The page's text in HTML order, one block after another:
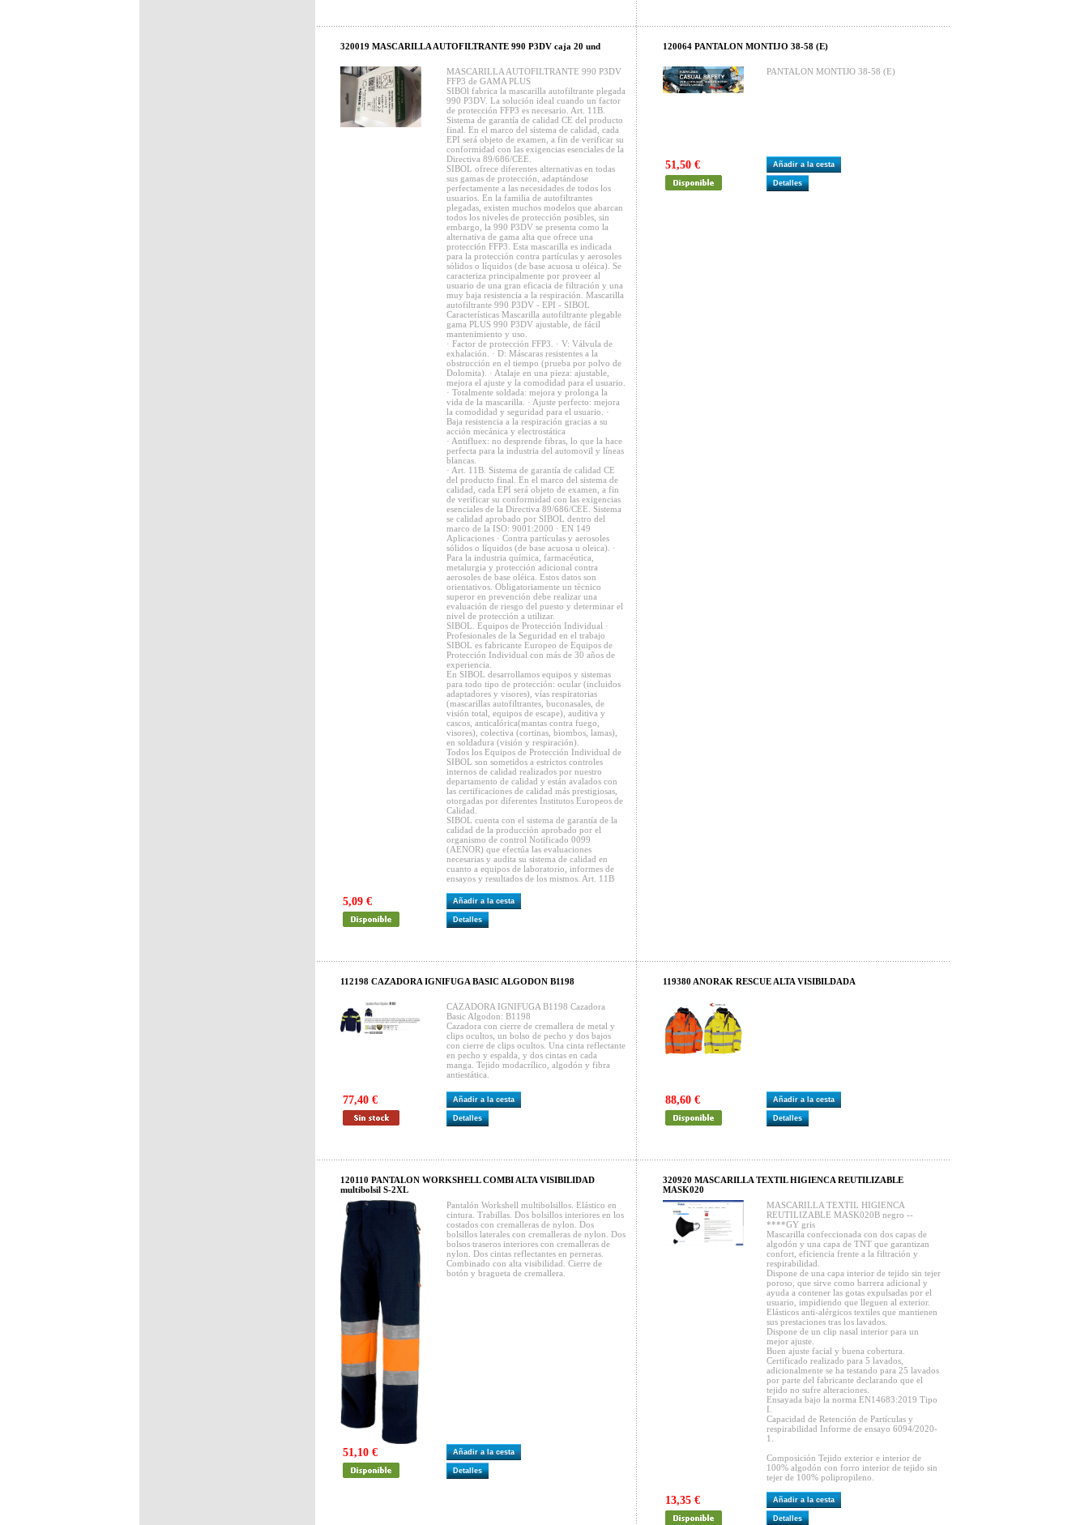
320019 MASCARILLA AUTOFILTRANTE 990 P3DV caja 20 und
MASCARILLA AUTOFILTRANTE 990 P3DV
FFP3 de GAMA PLUS
SIBOl fabrica la mascarilla autofiltrante plegada
990 P3DV. La solución ideal cuando un factor
de protección FFP3 es necesario. Art. 11B.
Sistema de garantía de calidad CE del producto
final. En el marco del sistema de calidad, cada
EPI será objeto de examen, a fin de verificar su
conformidad con las exigencias esenciales de la
Directiva 89/686/CEE.
SIBOL ofrece diferentes alternativas en todas
sus gamas de protección, adaptándose
perfectamente a las necesidades de todos los
usuarios. En la familia de autofiltrantes
plegadas, existen muchos modelos que abarcan
todos los niveles de protección posibles, sin
embargo, la 990 P3DV se presenta como la
alternativa de gama alta que ofrece una
protección FFP3. Esta mascarilla es indicada
para la protección contra partículas y aerosoles
sólidos o líquidos (de base acuosa u oléica). Se
caracteriza principalmente por proveer al
usuario de una gran eficacia de filtración y una
muy baja resistencia a la respiración. Mascarilla
autofiltrante 990 P3DV - EPI - SIBOL
Características Mascarilla autofiltrante plegable
gama PLUS 990 P3DV ajustable, de fácil
mantenimiento y uso.
· Factor de protección FFP3. · V: Válvula de
exhalación. · D: Máscaras resistentes a la
obstrucción en el tiempo (prueba por polvo de
Dolomita). · Atalaje en una pieza: ajustable,
mejora el ajuste y la comodidad para el usuario.
· Totalmente soldada: mejora y prolonga la
vida de la mascarilla. · Ajuste perfecto: mejora
la comodidad y seguridad para el usuario. ·
Baja resistencia a la respiración gracias a su
acción mecánica y electrostática
· Antifluex: no desprende fibras, lo que la hace
perfecta para la industria del automovil y líneas
blancas.
· Art. 11B. Sistema de garantía de calidad CE
del producto final. En el marco del sistema de
calidad, cada EPI será objeto de examen, a fin
de verificar su conformidad con las exigencias
esenciales de la Directiva 89/686/CEE. Sistema
se calidad aprobado por SIBOL dentro del
marco de la ISO: 9001:2000 · EN 149
Aplicaciones · Contra partículas y aerosoles
sólidos o líquidos (de base acuosa u oleica). ·
Para la industria química, farmacéutica,
metalurgia y protección adicional contra
aerosoles de base oléica. Estos datos son
orientativos. Obligatoriamente un tècnico
superor en prevención debe realizar una
evaluación de riesgo del puesto y determinar el
nivel de protección a utilizar.
SIBOL. Equipos de Protección Individual ·
Profesionales de la Seguridad en el trabajo
SIBOL es fabricante Europeo de Equipos de
Protección Individual con más de 30 años de
experiencia.
En SIBOL desarrollamos equipos y sistemas
para todo tipo de protección: ocular (incluidos
adaptadores y visores), vías respiratorias
(mascarillas autofiltrantes, buconasales, de
visión total, equipos de escape), auditiva y
cascos, anticalórica(mantas contra fuego,
visores), colectiva (cortinas, biombos, lamas),
en soldadura (visión y respiración).
Todos los Equipos de Protección Individual de
SIBOL son sometidos a estrictos controles
internos de calidad realizados por nuestro
departamento de calidad y están avalados con
las certificaciones de calidad más prestigiosas,
otorgadas por diferentes Institutos Europeos de
Calidad.
SIBOL cuenta con el sistema de garantía de la
calidad de la producción aprobado por el
organismo de control Notificado 0099
(AENOR) que efectúa las evaluaciones
necesarias y audita su sistema de calidad en
cuanto a equipos de laboratorio, informes de
ensayos y resultados de los mismos. Art. 11B
5,09 € Añadir a la cesta
Detalles
120064 PANTALON MONTIJO 38-58 (E)
PANTALON MONTIJO 38-58 (E)
51,50 € Añadir a la cesta
Detalles
112198 CAZADORA IGNIFUGA BASIC ALGODON B1198
CAZADORA IGNIFUGA B1198 Cazadora
Basic Algodon: B1198
Cazadora con cierre de cremallera de metal y
clips ocultos, un bolso de pecho y dos bajos
con cierre de clips ocultos. Una cinta reflectante
en pecho y espalda, y dos cintas en cada
manga. Tejido modacrílico, algodón y fibra
antiestática.
77,40 € Añadir a la cesta
Detalles
119380 ANORAK RESCUE ALTA VISIBILDADA
88,60 € Añadir a la cesta
Detalles
120110 PANTALON WORKSHELL COMBI ALTA VISIBILIDAD
multibolsil S-2XL
Pantalón Workshell multibolsillos. Elástico en
cintura. Trabillas. Dos bolsillos interiores en los
costados con cremalleras de nylon. Dos
bolsillos laterales con cremalleras de nylon. Dos
bolsos traseros interiores con cremalleras de
nylon. Dos cintas reflectantes en perneras.
Combinado con alta visibilidad. Cierre de
botón y bragueta de cremallera.
51,10 € Añadir a la cesta
Detalles
320920 MASCARILLA TEXTIL HIGIENCA REUTILIZABLE
MASK020
MASCARILLA TEXTIL HIGIENCA
REUTILIZABLE MASK020B negro --
****GY gris
Mascarilla confeccionada con dos capas de
algodón y una capa de TNT que garantizan
confort, eficiencia frente a la filtración y
respirabilidad.
Dispone de una capa interior de tejido sin tejer
poroso, que sirve como barrera adicional y
ayuda a contener las gotas expulsadas por el
usuario, impidiendo que lleguen al exterior.
Elásticos anti-alérgicos textiles que mantienen
sus prestaciones tras los lavados.
Dispone de un clip nasal interior para un
mejor ajuste.
Buen ajuste facial y buena cobertura.
Certificado realizado para 5 lavados,
adicionalmente se ha testando para 25 lavados
por parte del fabricante declarando que el
tejido no sufre alteraciones.
Ensayada bajo la norma EN14683:2019 Tipo
I.
Capacidad de Retención de Partículas y
respirabilidad Informe de ensayo 6094/2020-
1.
Composición Tejido exterior e interior de
100% algodón con forro interior de tejido sin
tejer de 100% polipropileno.
13,35 € Añadir a la cesta
Detalles